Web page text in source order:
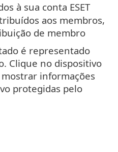
à sua conta ESET
aos membros,
de membro
é representado
Clique no dispositivo
informações
protegidas pelo